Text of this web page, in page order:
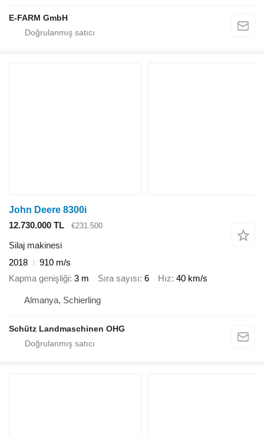
E-FARM GmbH
John Deere 8300i
12.730.000 TL
€231.500
Silaj makinesi
2018
910 m/s
Kapma genişliği 3 m Sıra sayısı 6 Hız 40 km/s
Almanya, Schierling
Schütz Landmaschinen OHG